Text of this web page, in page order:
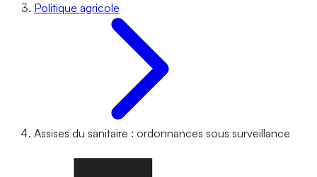
Politique agricole
Assises du sanitaire : ordonnances sous surveillance